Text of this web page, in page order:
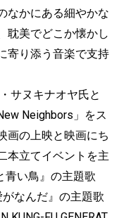
なかにある細やかな
耽美でどこか懐かし
寄り添う音楽で支持
サヌキナオヤ氏と
Neighbors」をス
画の上映と映画にち
本立てイベントを主
青い鳥』の主題歌
なんだ』の主題歌